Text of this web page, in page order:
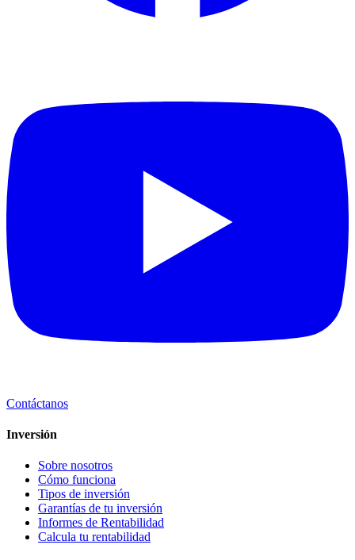
Contáctanos
Inversión
Sobre nosotros
Cómo funciona
Tipos de inversión
Garantías de tu inversión
Informes de Rentabilidad
Calcula tu rentabilidad